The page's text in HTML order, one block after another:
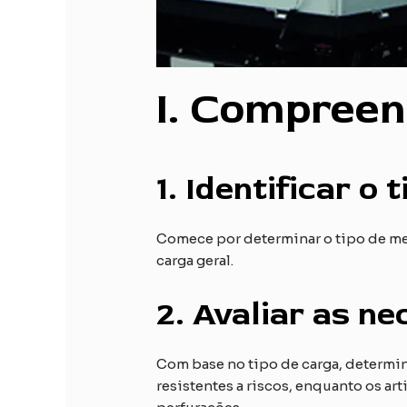
I.
1. Identificar o
Comece por determinar o tipo de
carga geral.
2.Avaliar as
Com base no tipo de carga,
resistentes a riscos, enquanto os